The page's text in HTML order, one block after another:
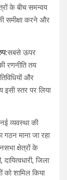
के बीच समन्वय
समीक्षा करने और
सबसे ऊपर
रणनीति तय
और
इसी स्तर पर लिया
व्यवस्था की
गठन माना जा रहा
क्षेत्रों के
जिला
को शामिल किया